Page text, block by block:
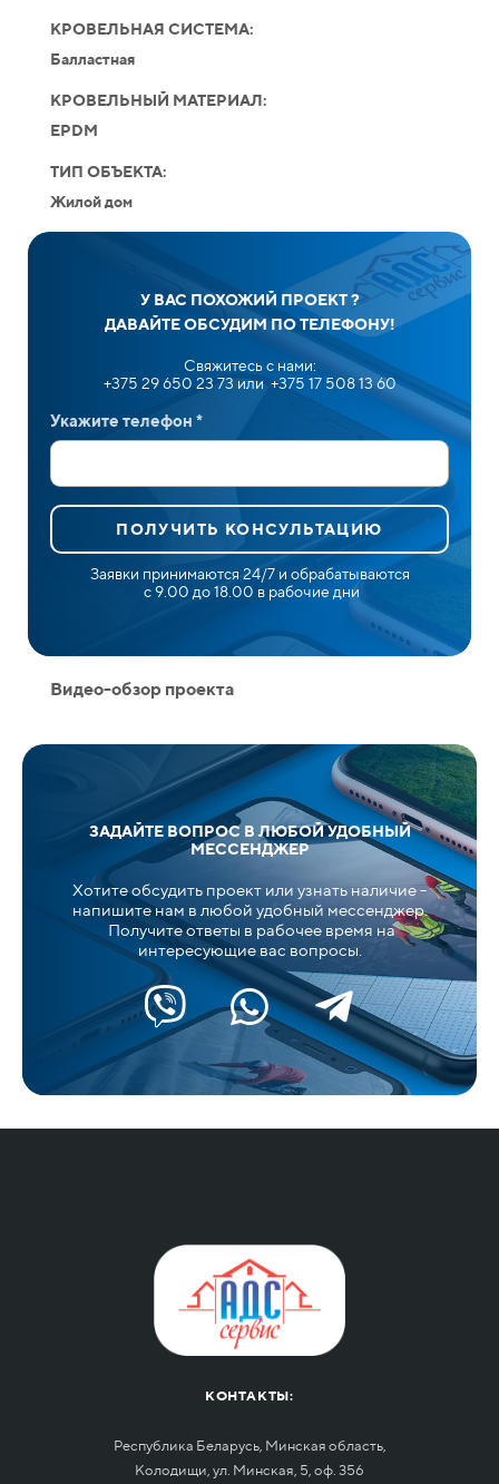
КРОВЕЛЬНАЯ СИСТЕМА:
Балластная
КРОВЕЛЬНЫЙ МАТЕРИАЛ:
EPDM
ТИП ОБЪЕКТА:
Жилой дом
У ВАС ПОХОЖИЙ ПРОЕКТ ?
ДАВАЙТЕ ОБСУДИМ ПО ТЕЛЕФОНУ!
Свяжитесь с нами:
+375 29 650 23 73 или +375 17 508 13 60
Укажите телефон *
ПОЛУЧИТЬ КОНСУЛЬТАЦИЮ
Заявки принимаются 24/7 и обрабатываются
с 9.00 до 18.00 в рабочие дни
Видео-обзор проекта
ЗАДАЙТЕ ВОПРОС В ЛЮБОЙ УДОБНЫЙ
МЕССЕНДЖЕР
Хотите обсудить проект или узнать наличие -
напишите нам в любой удобный мессенджер.
Получите ответы в рабочее время на
интересующие вас вопросы.
КОНТАКТЫ:
Республика Беларусь, Минская область,
Колодищи, ул. Минская, 5, оф. 356